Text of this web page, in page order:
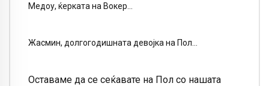
Медоу, ќерката на Вокер…
Жасмин, долгогодишната девојка на Пол…
Оставаме да се сеќавате на Пол со нашата